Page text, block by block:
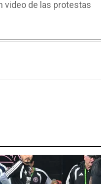
video de las protestas